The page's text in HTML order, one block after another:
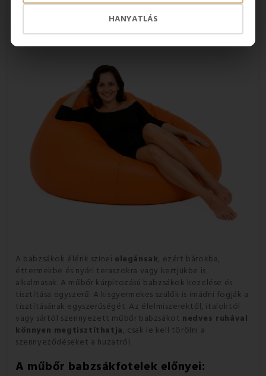
HANYATLÁS
műbőr hűtő tulajdonságait, különösen a nyári melegben.
A babzsákok élénk színei elegánsak, ezért bárokba,
éttermekbe és nyári teraszokra vagy kertjükbe is
alkalmasak. A műbőr kárpitozású babzsákok kezelése és
tisztítása egyszerű. A kisgyermekes szülők is imádni fogják a
tisztításának egyszerűségét. Az élelmiszerektől, italoktól
vagy sártól szennyezett műbőr babzsákot nedves ruhával
könnyen megtisztíthatja, csak le kell törölni a
szennyeződéseket a huzatról.
A műbőr babzsákfotelek előnyei: